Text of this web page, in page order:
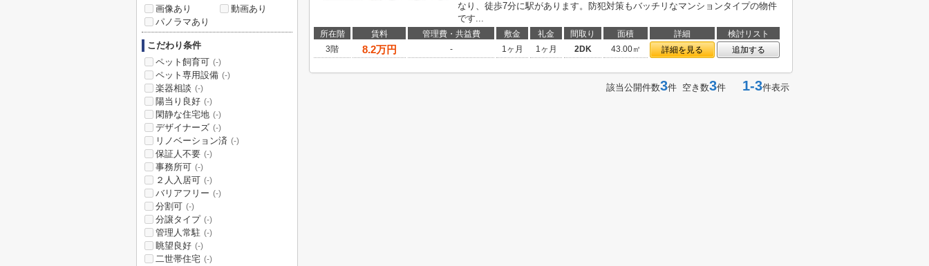
なり、徒歩7分に駅があります。防犯対策もバッチリなマンションタイプの物件
です...
所在階 賃料 管理費・共益費 敷金 礼金 間取り 面積 詳細
検討リスト
3階
8.2万円 - 1ヶ月 1ヶ月 2DK 43.00㎡ 詳細を見る 追加する
該当公開件数3件 空き数3件 1-3件表示
画像あり
動画あり
パノラマあり
こだわり条件
ペット飼育可 (-)
ペット専用設備 (-)
楽器相談 (-)
陽当り良好 (-)
閑静な住宅地 (-)
デザイナーズ (-)
リノベーション済 (-)
保証人不要 (-)
事務所可 (-)
２人入居可 (-)
バリアフリー (-)
分割可 (-)
分譲タイプ (-)
管理人常駐 (-)
眺望良好 (-)
二世帯住宅 (-)